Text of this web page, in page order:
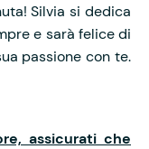
Silvia si dedica
e sarà felice di
passione con te.
assicurati che